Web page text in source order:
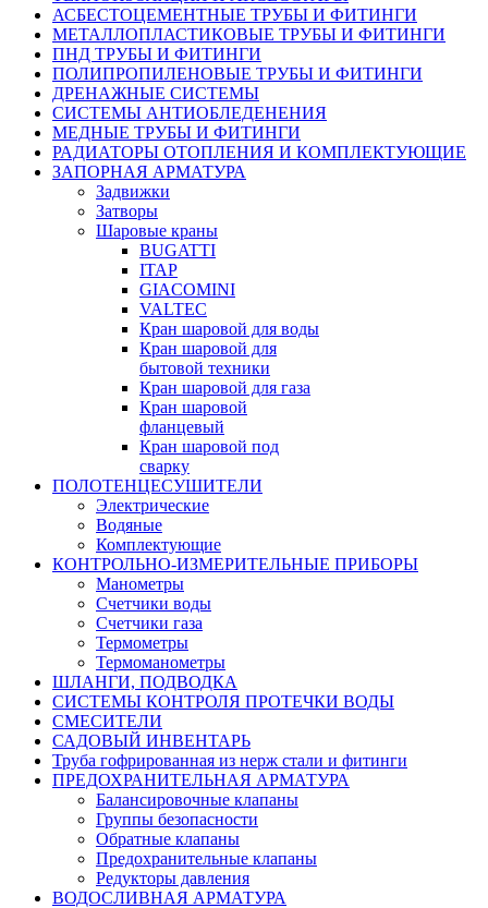
АСБЕСТОЦЕМЕНТНЫЕ ТРУБЫ И ФИТИНГИ
МЕТАЛЛОПЛАСТИКОВЫЕ ТРУБЫ И ФИТИНГИ
ПНД ТРУБЫ И ФИТИНГИ
ПОЛИПРОПИЛЕНОВЫЕ ТРУБЫ И ФИТИНГИ
ДРЕНАЖНЫЕ СИСТЕМЫ
СИСТЕМЫ АНТИОБЛЕДЕНЕНИЯ
МЕДНЫЕ ТРУБЫ И ФИТИНГИ
РАДИАТОРЫ ОТОПЛЕНИЯ И КОМПЛЕКТУЮЩИЕ
ЗАПОРНАЯ АРМАТУРА
Задвижки
Затворы
Шаровые краны
BUGATTI
ITAP
GIACOMINI
VALTEC
Кран шаровой для воды
Кран шаровой для
бытовой техники
Кран шаровой для газа
Кран шаровой
фланцевый
Кран шаровой под
сварку
ПОЛОТЕНЦЕСУШИТЕЛИ
Электрические
Водяные
Комплектующие
КОНТРОЛЬНО-ИЗМЕРИТЕЛЬНЫЕ ПРИБОРЫ
Манометры
Счетчики воды
Счетчики газа
Термометры
Термоманометры
ШЛАНГИ, ПОДВОДКА
СИСТЕМЫ КОНТРОЛЯ ПРОТЕЧКИ ВОДЫ
СМЕСИТЕЛИ
САДОВЫЙ ИНВЕНТАРЬ
Труба гофрированная из нерж стали и фитинги
ПРЕДОХРАНИТЕЛЬНАЯ АРМАТУРА
Балансировочные клапаны
Группы безопасности
Обратные клапаны
Предохранительные клапаны
Редукторы давления
ВОДОСЛИВНАЯ АРМАТУРА